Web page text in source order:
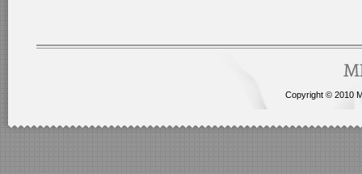
Copyright © 2010